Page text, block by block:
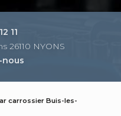
11
26110 NYONS
carrossier Buis-les-